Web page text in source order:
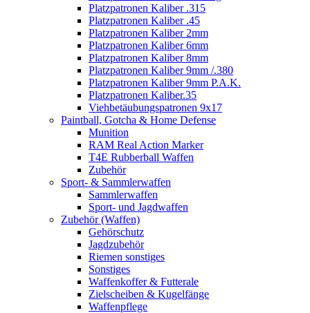
Platzpatronen Kaliber .315
Platzpatronen Kaliber .45
Platzpatronen Kaliber 2mm
Platzpatronen Kaliber 6mm
Platzpatronen Kaliber 8mm
Platzpatronen Kaliber 9mm /.380
Platzpatronen Kaliber 9mm P.A.K.
Platzpatronen Kaliber.35
Viehbetäubungspatronen 9x17
Paintball, Gotcha & Home Defense
Munition
RAM Real Action Marker
T4E Rubberball Waffen
Zubehör
Sport- & Sammlerwaffen
Sammlerwaffen
Sport- und Jagdwaffen
Zubehör (Waffen)
Gehörschutz
Jagdzubehör
Riemen sonstiges
Sonstiges
Waffenkoffer & Futterale
Zielscheiben & Kugelfänge
Waffenpflege